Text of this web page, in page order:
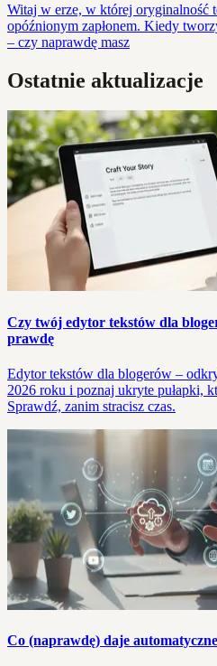
Witaj w erze, w której oryginalność
opóźnionym zapłonem. Kiedy
– czy naprawdę masz
Ostatnie aktualizacje
Czy twój edytor tekstów dla
prawdę
Edytor tekstów dla blogerów –
2026 roku i poznaj ukryte pułapki,
Sprawdź, zanim stracisz czas.
Co (naprawdę) daje